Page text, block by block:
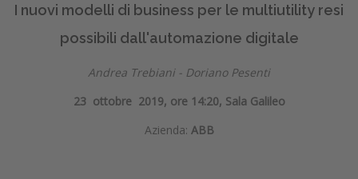
I nuovi modelli di business per le multiutility resi
possibili dall'automazione digitale
Andrea Trebiani - Doriano Pesenti
23 ottobre 2019, ore 14:20, Sala Galileo
Azienda: ABB